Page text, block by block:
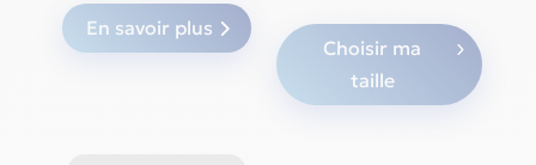
En savoir plus
Choisir ma
taille
has